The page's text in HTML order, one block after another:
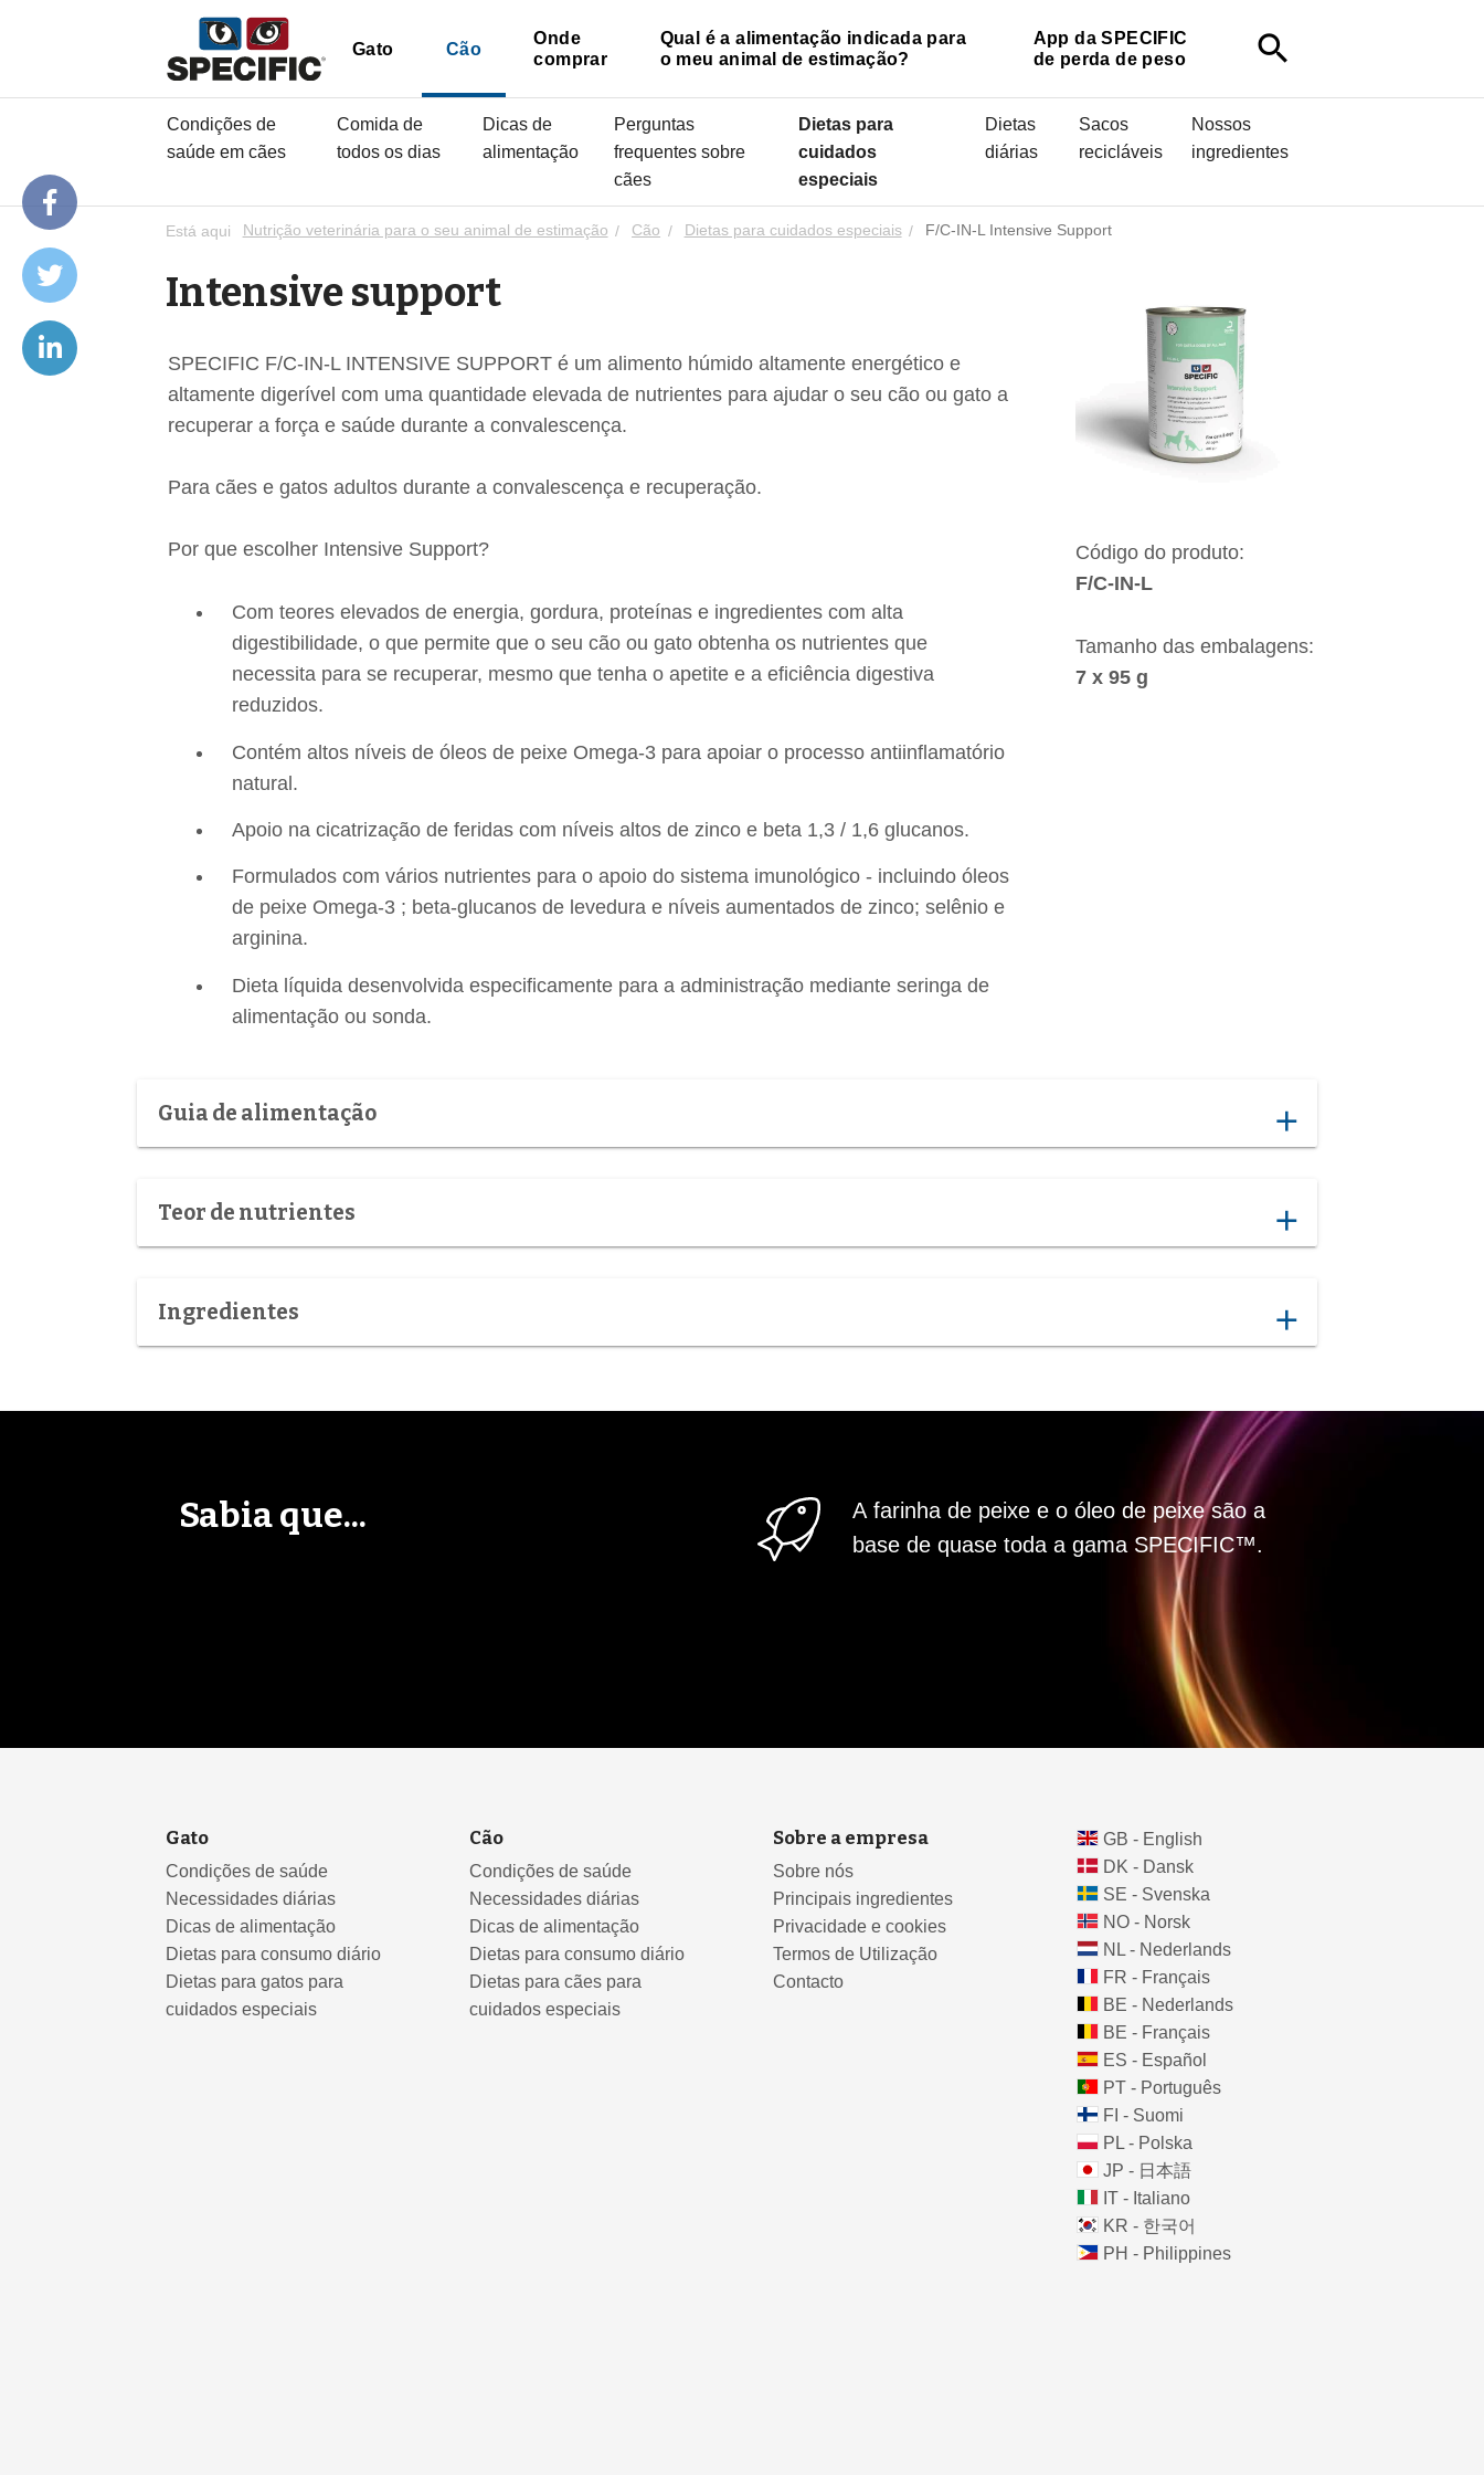
Gato Cão
Onde
comprar
Qual é a alimentação indicada para
o meu animal de estimação?
App da SPECIFIC
de perda de peso
search
Condições de
saúde em cães
Comida de
todos os dias
Dicas de
alimentação
Perguntas
frequentes sobre
cães
Dietas para
cuidados
especiais
Dietas
diárias
Sacos
recicláveis
Nossos
ingredientes
Está aqui Nutrição veterinária para o seu animal de estimação Cão Dietas para cuidados especiais F/C-IN-L Intensive Support
Intensive support
SPECIFIC F/C-IN-L INTENSIVE SUPPORT é um alimento húmido altamente energético e
altamente digerível com uma quantidade elevada de nutrientes para ajudar o seu cão ou gato a
recuperar a força e saúde durante a convalescença.
Para cães e gatos adultos durante a convalescença e recuperação.
Por que escolher Intensive Support?
Com teores elevados de energia, gordura, proteínas e ingredientes com alta
digestibilidade, o que permite que o seu cão ou gato obtenha os nutrientes que
necessita para se recuperar, mesmo que tenha o apetite e a eficiência digestiva
reduzidos.
Contém altos níveis de óleos de peixe Omega-3 para apoiar o processo antiinflamatório
natural.
Apoio na cicatrização de feridas com níveis altos de zinco e beta 1,3 / 1,6 glucanos.
Formulados com vários nutrientes para o apoio do sistema imunológico - incluindo óleos
de peixe Omega-3 ; beta-glucanos de levedura e níveis aumentados de zinco; selênio e
arginina.
Dieta líquida desenvolvida especificamente para a administração mediante seringa de
alimentação ou sonda.
Código do produto:
F/C-IN-L
Tamanho das embalagens:
7 x 95 g
Guia de alimentação add
Teor de nutrientes add
Ingredientes add
Sabia que...
A farinha de peixe e o óleo de peixe são a
base de quase toda a gama SPECIFIC™.
Gato
Condições de saúde
Necessidades diárias
Dicas de alimentação
Dietas para consumo diário
Dietas para gatos para
cuidados especiais
Cão
Condições de saúde
Necessidades diárias
Dicas de alimentação
Dietas para consumo diário
Dietas para cães para
cuidados especiais
Sobre a empresa
Sobre nós
Principais ingredientes
Privacidade e cookies
Termos de Utilização
Contacto
GB - English
DK - Dansk
SE - Svenska
NO - Norsk
NL - Nederlands
FR - Français
BE - Nederlands
BE - Français
ES - Español
PT - Português
FI - Suomi
PL - Polska
JP - 日本語
IT - Italiano
KR - 한국어
PH - Philippines